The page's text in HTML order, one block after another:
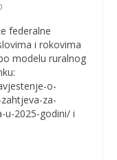
federalne
i rokovima
modelu ruralnog
o-
za-
u-2025-godini/ i